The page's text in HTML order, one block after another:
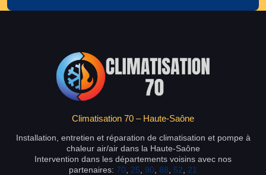
Climatisation 70 – Haute-Saône
Installation, entretien et réparation de climatisation et pompe à
chaleur air/air dans la Haute-Saône
Intervention dans les départements voisins avec nos
partenaires: 70 25 90 88 52 21